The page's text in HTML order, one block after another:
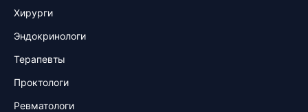
Хирурги
Эндокринологи
Терапевты
Проктологи
Ревматологи